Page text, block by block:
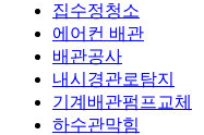
집수정청소
에어컨 배관
배관공사
내시경관로탐지
기계배관펌프교체
하수관막힘